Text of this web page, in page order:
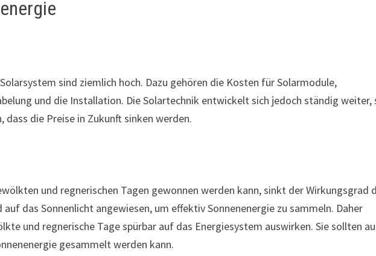
sind ziemlich hoch. Dazu gehören die Kosten für Solarmodule,
und die Installation. Die Solartechnik entwickelt sich jedoch ständig weiter,
dass die Preise in Zukunft sinken werden.
und regnerischen Tagen gewonnen werden kann, sinkt der Wirkungsgrad
das Sonnenlicht angewiesen, um effektiv Sonnenenergie zu sammeln. Daher
und regnerische Tage spürbar auf das Energiesystem auswirken. Sie sollten
gesammelt werden kann.